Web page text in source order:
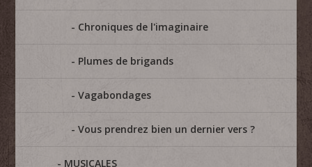
Chroniques de l'imaginaire
Plumes de brigands
Vagabondages
Vous prendrez bien un dernier vers ?
MUSICALES